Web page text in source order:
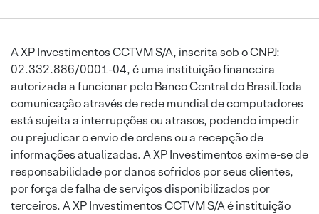
A XP Investimentos CCTVM S/A, inscrita sob o CNPJ:
02.332.886/0001-04, é uma instituição financeira
autorizada a funcionar pelo Banco Central do Brasil.Toda
comunicação através de rede mundial de computadores
está sujeita a interrupções ou atrasos, podendo impedir
ou prejudicar o envio de ordens ou a recepção de
informações atualizadas. A XP Investimentos exime-se de
responsabilidade por danos sofridos por seus clientes,
por força de falha de serviços disponibilizados por
terceiros. A XP Investimentos CCTVM S/A é instituição